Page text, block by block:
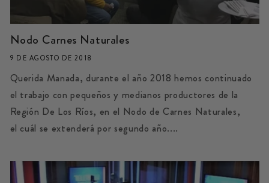
Nodo Carnes Naturales
9 DE AGOSTO DE 2018
Querida Manada, durante el año 2018 hemos continuado
el trabajo con pequeños y medianos productores de la
Región De Los Ríos, en el Nodo de Carnes Naturales,
el cuál se extenderá por segundo año....